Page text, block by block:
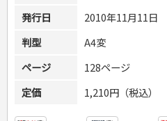
発行日
2010年11月11日
判型
A4変
ページ
128ページ
定価
1,210円（税込）